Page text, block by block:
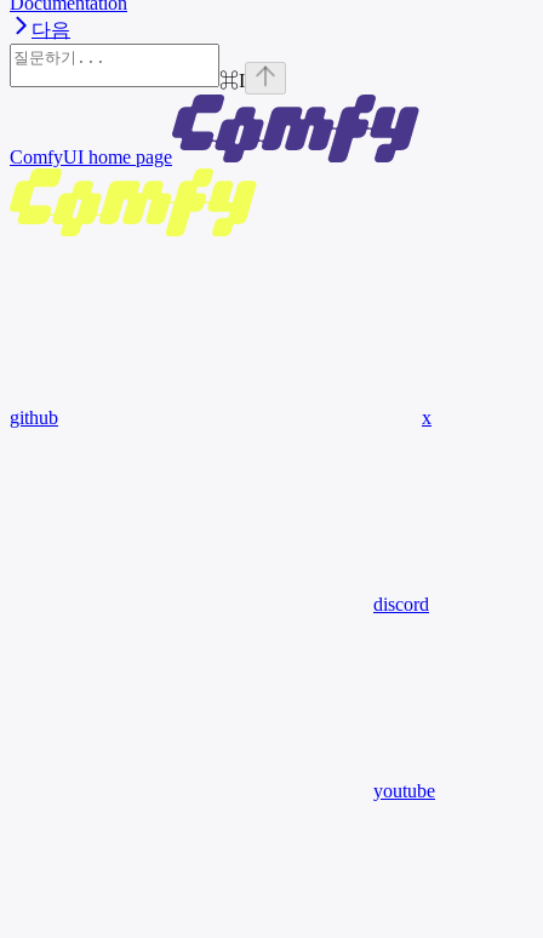
다음
⌘I
ComfyUI home page
github x
discord
youtube